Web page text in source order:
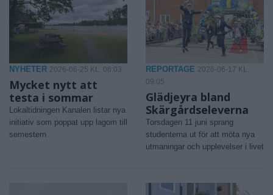
NYHETER 2026-06-25 KL. 08:03
Mycket nytt att
testa i sommar
Lokaltidningen Kanalen listar nya
initiativ som poppat upp lagom till
semestern
REPORTAGE 2026-06-17 KL.
09:05
Glädjeyra bland
Skärgårdseleverna
Torsdagen 11 juni sprang
studenterna ut för att möta nya
utmaningar och upplevelser i livet